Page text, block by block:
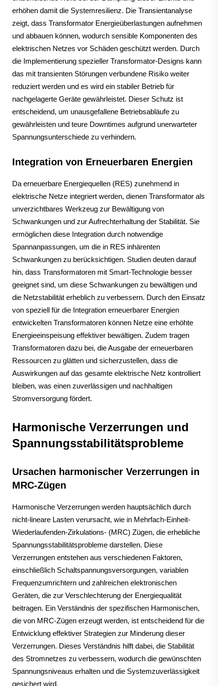
erhöhen damit die Systemresilienz. Die Transientanalyse
zeigt, dass Transformator Energieüberlastungen aufnehmen
und abbauen können, wodurch sensible Komponenten des
elektrischen Netzes vor Schäden geschützt werden. Durch
die Implementierung spezieller Transformator-Designs kann
das mit transienten Störungen verbundene Risiko weiter
reduziert werden und es wird ein stabiler Betrieb für
nachgelagerte Geräte gewährleistet. Dieser Schutz ist
entscheidend, um unausgefallene Betriebsabläufe zu
gewährleisten und teure Downtimes aufgrund unerwarteter
Spannungsunterschiede zu verhindern.
Integration von Erneuerbaren Energien
Da erneuerbare Energiequellen (RES) zunehmend in
elektrische Netze integriert werden, dienen Transformator als
unverzichtbares Werkzeug zur Bewältigung von
Schwankungen und zur Aufrechterhaltung der Stabilität. Sie
ermöglichen diese Integration durch notwendige
Spannanpassungen, um die in RES inhärenten
Schwankungen zu berücksichtigen. Studien deuten darauf
hin, dass Transformatoren mit Smart-Technologie besser
geeignet sind, um diese Schwankungen zu bewältigen und
die Netzstabilität erheblich zu verbessern. Durch den Einsatz
von speziell für die Integration erneuerbarer Energien
entwickelten Transformatoren können Netze eine erhöhte
Energieeinspeisung effektiver bewältigen. Zudem tragen
Transformatoren dazu bei, die Ausgabe der erneuerbaren
Ressourcen zu glätten und sicherzustellen, dass die
Auswirkungen auf das gesamte elektrische Netz kontrolliert
bleiben, was einen zuverlässigen und nachhaltigen
Stromversorgung fördert.
Harmonische Verzerrungen und
Spannungsstabilitätsprobleme
Ursachen harmonischer Verzerrungen in
MRC-Zügen
Harmonische Verzerrungen werden hauptsächlich durch
nicht-lineare Lasten verursacht, wie in Mehrfach-Einheit-
Wiederlaufenden-Zirkulations- (MRC) Zügen, die erhebliche
Spannungsstabilitätsprobleme darstellen. Diese
Verzerrungen entstehen aus verschiedenen Faktoren,
einschließlich Schaltspannungsversorgungen, variablen
Frequenzumrichtern und zahlreichen elektronischen
Geräten, die zur Verschlechterung der Energiequalität
beitragen. Ein Verständnis der spezifischen Harmonischen,
die von MRC-Zügen erzeugt werden, ist entscheidend für die
Entwicklung effektiver Strategien zur Minderung dieser
Verzerrungen. Dieses Verständnis hilft dabei, die Stabilität
des Stromnetzes zu verbessern, wodurch die gewünschten
Spannungsniveaus erhalten und die Systemzuverlässigkeit
gesichert wird.